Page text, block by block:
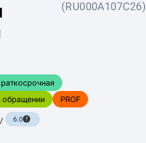
(RU000A107C26)
обращении
PROF
/ 6.0